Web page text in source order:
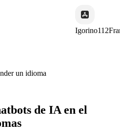
Igorino112France
un idioma
de IA en el